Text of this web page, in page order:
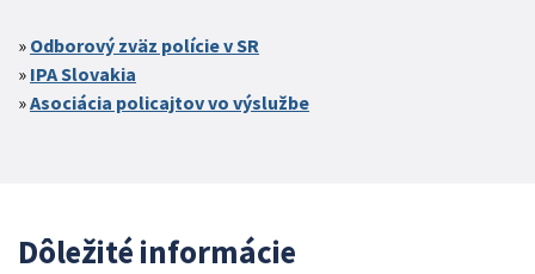
Odborový zväz polície v SR
IPA Slovakia
Asociácia policajtov vo výslužbe
Dôležité informácie